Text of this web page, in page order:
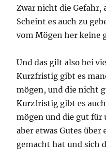
Zwar nicht die Gefahr,
Scheint es auch zu
vom Mögen her keine
Und das gilt also bei
Kurzfristig gibt es
mögen, und die nicht
Kurzfristig gibt es
mögen und die gut für
aber etwas Gutes
gemacht hat und sich